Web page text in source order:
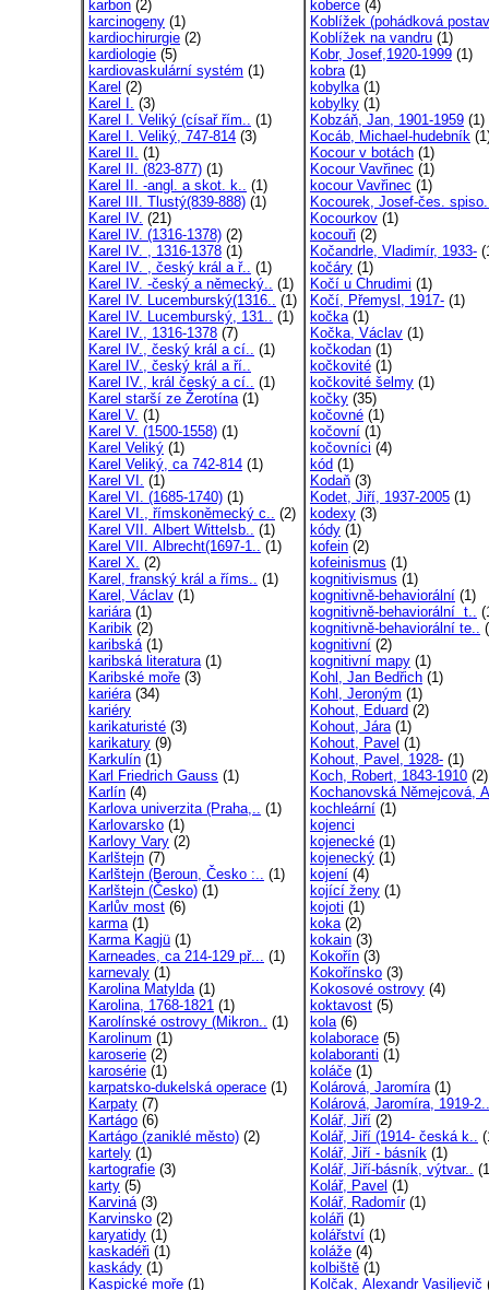
karbon (2)
karcinogeny (1)
kardiochirurgie (2)
kardiologie (5)
kardiovaskulární systém (1)
Karel (2)
Karel I. (3)
Karel I. Veliký (císař řím.. (1)
Karel I. Veliký, 747-814 (3)
Karel II. (1)
Karel II. (823-877) (1)
Karel II. -angl. a skot. k.. (1)
Karel III. Tlustý(839-888) (1)
Karel IV. (21)
Karel IV. (1316-1378) (2)
Karel IV. , 1316-1378 (1)
Karel IV. , český král a ř.. (1)
Karel IV. -český a německý.. (1)
Karel IV. Lucemburský(1316.. (1)
Karel IV. Lucemburský, 131.. (1)
Karel IV., 1316-1378 (7)
Karel IV., český král a cí.. (1)
Karel IV., český král a ří..
Karel IV., král český a cí.. (1)
Karel starší ze Žerotína(1)
Karel V. (1)
Karel V. (1500-1558) (1)
Karel Veliký (1)
Karel Veliký, ca 742-814 (1)
Karel VI. (1)
Karel VI. (1685-1740) (1)
Karel VI., římskoněmecký c.. (2)
Karel VII. Albert Wittelsb.. (1)
Karel VII. Albrecht(1697-1.. (1)
Karel X. (2)
Karel, franský král a říms.. (1)
Karel, Václav (1)
kariára(1)
Karibik (2)
karibská(1)
karibská literatura(1)
Karibské moře (3)
kariéra(34)
kariéry
karikaturisté (3)
karikatury (9)
Karkulín (1)
Karl Friedrich Gauss (1)
Karlín (4)
Karlova univerzita (Praha,.. (1)
Karlovarsko (1)
Karlovy Vary (2)
Karlštejn (7)
Karlštejn (Beroun, Česko :.. (1)
Karlštejn (Česko) (1)
Karlův most (6)
karma(1)
Karma Kagjü (1)
Karneades, ca 214-129 př... (1)
karnevaly (1)
Karolina Matylda(1)
Karolina, 1768-1821 (1)
Karolínské ostrovy (Mikron.. (1)
Karolinum (1)
karoserie (2)
karosérie (1)
karpatsko-dukelská operace (1)
Karpaty (7)
Kartágo (6)
Kartágo (zaniklé město) (2)
kartely (1)
kartografie (3)
karty (5)
Karviná(3)
Karvinsko (2)
karyatidy (1)
kaskadéři (1)
kaskády (1)
Kaspické moře (1)
koberce (4)
Koblížek (pohádková
Koblížek na vandru (1)
Kobr, Josef,1920-1999 (1)
kobra(1)
kobylka(1)
kobylky (1)
Kobzáň, Jan, 1901-1959 (1)
Kocáb, Michael-hudebník
Kocour v botách (1)
Kocour Vavřinec (1)
kocour Vavřinec (1)
Kocourek, Josef-čes.
Kocourkov (1)
kocouři (2)
Kočandrle, Vladimír, 1933-
kočáry (1)
Kočí u Chrudimi (1)
Kočí, Přemysl, 1917- (1)
kočka(1)
Kočka, Václav (1)
kočkodan (1)
kočkovité (1)
kočkovité šelmy (1)
kočky (35)
kočovné (1)
kočovní (1)
kočovníci (4)
kód (1)
Kodaň (3)
Kodet, Jiří, 1937-2005 (1)
kodexy (3)
kódy (1)
kofein (2)
kofeinismus (1)
kognitivismus (1)
kognitivně-behaviorální (1)
kognitivně-behaviorální t..
kognitivně-behaviorální te..
kognitivní (2)
kognitivní mapy (1)
Kohl, Jan Bedřich (1)
Kohl, Jeroným (1)
Kohout, Eduard (2)
Kohout, Jára(1)
Kohout, Pavel (1)
Kohout, Pavel, 1928- (1)
Koch, Robert, 1843-1910 (2)
Kochanovská Němejcová,
kochleární (1)
kojenci
kojenecké (1)
kojenecký (1)
kojení (4)
kojící ženy (1)
kojoti (1)
koka(2)
kokain (3)
Kokořín (3)
Kokořínsko (3)
Kokosové ostrovy (4)
koktavost (5)
kola(6)
kolaborace (5)
kolaboranti (1)
koláče (1)
Kolárová, Jaromíra(1)
Kolárová, Jaromíra, 1919-2..
Kolář, Jiří (2)
Kolář, Jiří (1914- česká k..
Kolář, Jiří - básník (1)
Kolář, Jiří-básník, výtvar..
Kolář, Pavel (1)
Kolář, Radomír(1)
koláři (1)
kolářství (1)
koláže (4)
kolbiště (1)
Kolčak, Alexandr Vasiljevič